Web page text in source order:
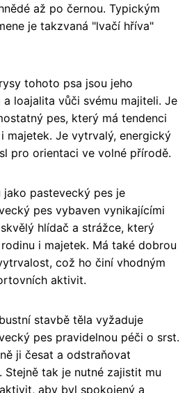
až po černou. Typickým
je takzvaná "lvačí hříva"
tohoto psa jsou jeho
a loajalita vůči svému majiteli. Je
pes, který má tendenci
majetek. Je vytrvalý, energický
pro orientaci ve volné přírodě.
jako pastevecký pes je
pes vybaven vynikajícími
hlídač a strážce, který
i majetek. Má také dobrou
což ho činí vhodným
aktivit.
stavbě těla vyžaduje
pes pravidelnou péči o srst.
ji česat a odstraňovat
Stejně tak je nutné zajistit mu
aby byl spokojený a